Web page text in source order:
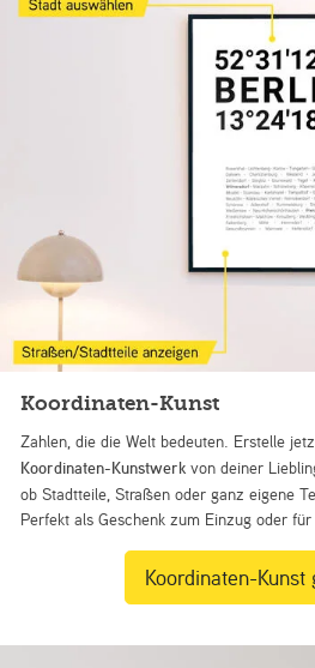
Koordinaten-Kunst
Zahlen, die die Welt bedeuten. Erstelle
Koordinaten-Kunstwerk von deiner
ob Stadtteile, Straßen oder ganz eigene
Perfekt als Geschenk zum Einzug oder
Koordinaten-Kunst